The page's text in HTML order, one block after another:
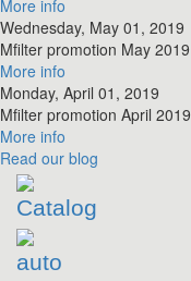
More info
Wednesday, May 01, 2019
​Mfilter promotion May 2019
More info
Monday, April 01, 2019
​Mfilter promotion April 2019
More info
Read our blog
Catalog
auto